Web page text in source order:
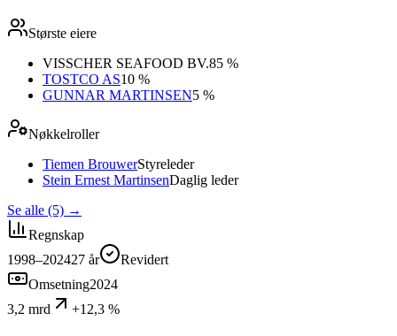
Største eiere
VISSCHER SEAFOOD BV.85 %
TOSTCO AS10 %
GUNNAR MARTINSEN5 %
Nøkkelroller
Tiemen BrouwerStyreleder
Stein Ernest MartinsenDaglig leder
Se alle (5) →
Regnskap
1998–202427 år
Revidert
Omsetning2024
3,2 mrd
+12,3 %